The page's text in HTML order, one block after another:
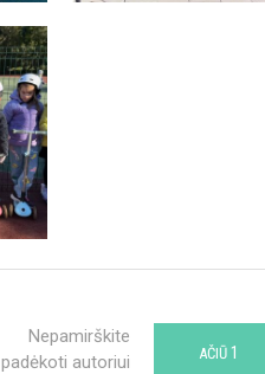
Nepamirškite
padėkoti autoriui
AČIŪ 1